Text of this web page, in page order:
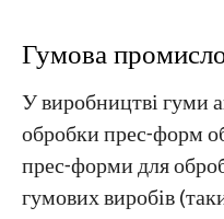
Гумова
У виробництві гуми
обробки прес-форм
прес-форми для
гумових виробів